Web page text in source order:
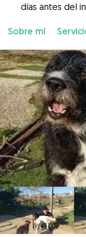
días antes del
Sobre mí